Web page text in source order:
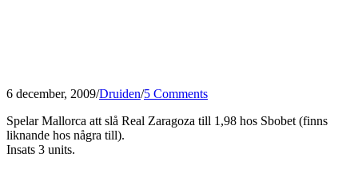
6 december, 2009/Druiden/5 Comments
Spelar Mallorca att slå Real Zaragoza till 1,98 hos Sbobet (finns
liknande hos några till).
Insats 3 units.